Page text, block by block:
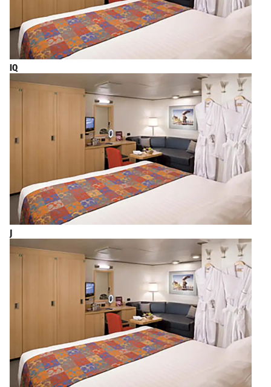
斯，不容错 过的景点包括圣特尔莫社区（这是早期殖
民者于16世纪初创建的社区），以及色彩斑斓的拉 波卡
区，被称为玫瑰宫的阿根廷总统府(“Casa Rosada”)，以及
位于圣尼古拉斯社区中心的历 史中心（那里有大剧
烹饪文化中的三个 经典菜肴：著名的肉馅馅饼
(“empanadas”)、烤肉(“asado”)和炖菜(“puchero”)。而传统
饮品则 是马黛茶(“mate”)，一种由阿根廷当地常见的特
殊冬青属植物制成的饮料。在结束城市之旅后 ，您可
以回到游轮中继续享受全方位的服务。
IQ
J